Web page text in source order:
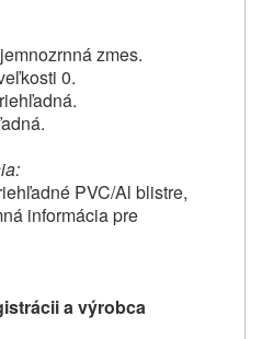
zmes.
0.
PVC/Al blistre,
informácia pre
a výrobca